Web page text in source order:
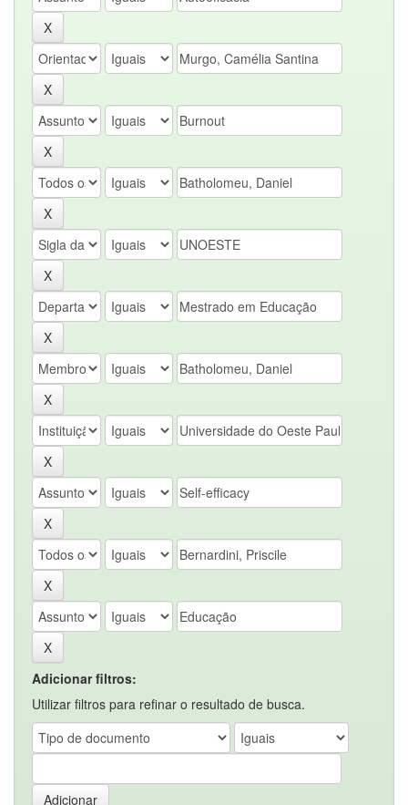
Adicionar filtros:
Utilizar filtros para refinar o resultado de busca.